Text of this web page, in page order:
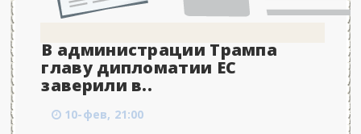
В администрации Трампа
главу дипломатии ЕС
заверили в..
10-фев, 21:00